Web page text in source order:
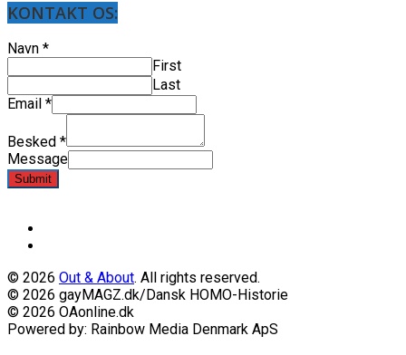
KONTAKT OS:
Navn *
First
Last
Email *
Besked *
Message
Submit
© 2026 Out & About. All rights reserved.
© 2026 gayMAGZ.dk/Dansk HOMO-Historie
© 2026 OAonline.dk
Powered by: Rainbow Media Denmark ApS